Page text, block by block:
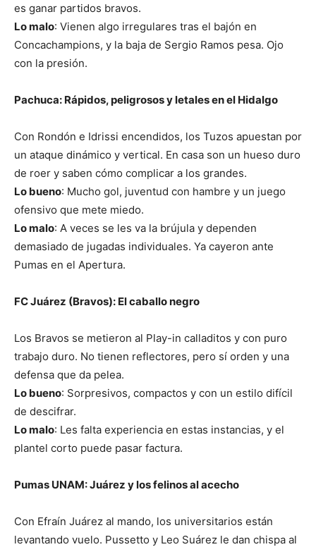
es ganar partidos bravos.
Lo malo: Vienen algo irregulares tras el bajón en
Concachampions, y la baja de Sergio Ramos pesa. Ojo
con la presión.
Pachuca: Rápidos, peligrosos y letales en el Hidalgo
Con Rondón e Idrissi encendidos, los Tuzos apuestan por
un ataque dinámico y vertical. En casa son un hueso duro
de roer y saben cómo complicar a los grandes.
Lo bueno: Mucho gol, juventud con hambre y un juego
ofensivo que mete miedo.
Lo malo: A veces se les va la brújula y dependen
demasiado de jugadas individuales. Ya cayeron ante
Pumas en el Apertura.
FC Juárez (Bravos): El caballo negro
Los Bravos se metieron al Play-in calladitos y con puro
trabajo duro. No tienen reflectores, pero sí orden y una
defensa que da pelea.
Lo bueno: Sorpresivos, compactos y con un estilo difícil
de descifrar.
Lo malo: Les falta experiencia en estas instancias, y el
plantel corto puede pasar factura.
Pumas UNAM: Juárez y los felinos al acecho
Con Efraín Juárez al mando, los universitarios están
levantando vuelo. Pussetto y Leo Suárez le dan chispa al